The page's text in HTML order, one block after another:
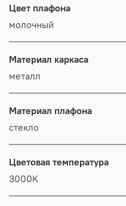
Цвет плафона
молочный
Материал каркаса
металл
Материал плафона
стекло
Цветовая температура
3000K